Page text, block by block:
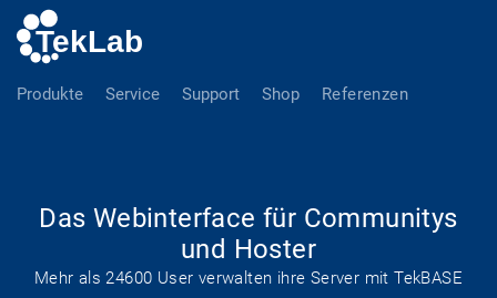
Produkte Service Support Shop Referenzen
Das Webinterface für Communitys
und Hoster
Mehr als 24600 User verwalten ihre Server mit TekBASE